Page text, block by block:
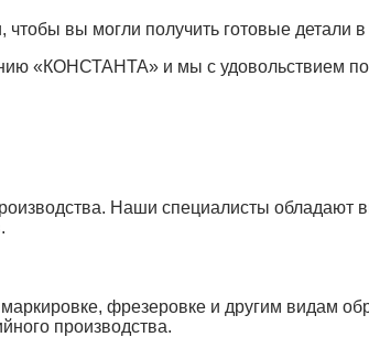
вы могли получить готовые детали
«КОНСТАНТА» и мы с удовольствием
Наши специалисты обладают
фрезеровке и другим видам
производства.